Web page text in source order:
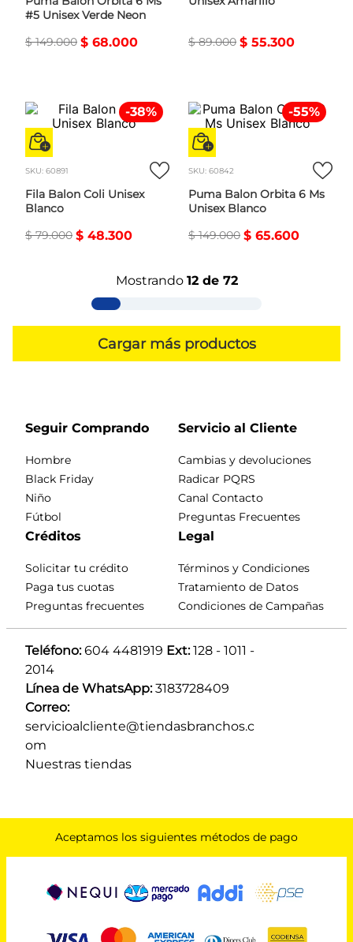
#5 Unisex Verde Neon
$ 149.000 $ 68.000 $ 89.000 $ 55.300
-38%
SKU: 60891
Fila Balon Coli Unisex
Blanco
$ 79.000 $ 48.300
-55%
SKU: 60842
Puma Balon Orbita 6 Ms
Unisex Blanco
$ 149.000 $ 65.600
Mostrando 12 de 72
Seguir Comprando
Hombre
Black Friday
Niño
Fútbol
Servicio al Cliente
Cambias y devoluciones
Radicar PQRS
Canal Contacto
Preguntas Frecuentes
Créditos
Solicitar tu crédito
Paga tus cuotas
Preguntas frecuentes
Legal
Términos y Condiciones
Tratamiento de Datos
Condiciones de Campañas
Teléfono: 604 4481919 Ext: 128 - 1011 -
2014
Línea de WhatsApp: 3183728409
Correo:
servicioalcliente@tiendasbranchos.c
om
Nuestras tiendas
Aceptamos los siguientes métodos de pago